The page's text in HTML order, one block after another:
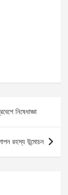
নিষেধাজ্ঞা
রহস্য উন্মোচন